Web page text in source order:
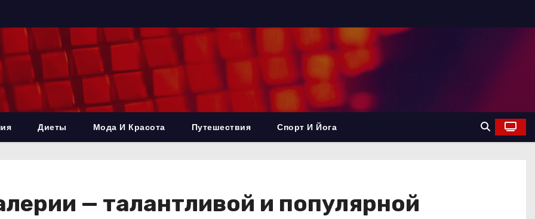
Диеты Мода И Красота Путешествия Спорт И Йога
— талантливой и популярной